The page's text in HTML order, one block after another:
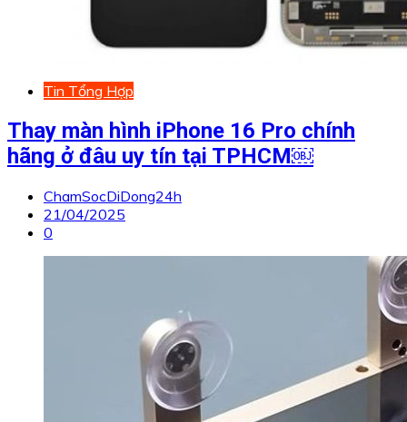
Tin Tổng Hợp
Thay màn hình iPhone 16 Pro chính
hãng ở đâu uy tín tại TPHCM￼
ChamSocDiDong24h
21/04/2025
0